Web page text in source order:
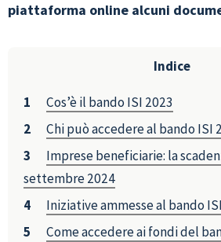
piattaforma online alcuni
Indice
Cos’è il bando ISI 2023
Chi può accedere al bando ISI
Imprese beneficiarie: la
settembre 2024
Iniziative ammesse al bando
Come accedere ai fondi del